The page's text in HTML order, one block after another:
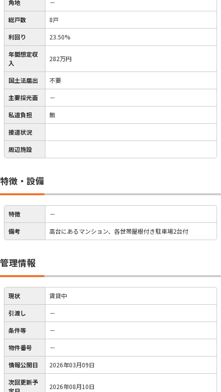
角地 －
総戸数 8戸
利回り 23.50%
年間想定収
入
282万円
国土法届出 不要
主要採光面 －
私道負担 無
接道状況
周辺施設
特徴・設備
特徴 －
備考 高台にあるマンション、各世帯屋根付き駐車場2台付
管理情報
現状 賃貸中
引渡し －
条件等 －
物件番号 －
情報公開日 2026年03月09日
次回更新予
2026年08月10日